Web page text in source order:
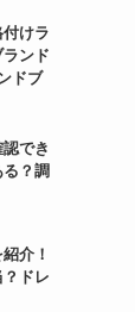
けラ
ンド
ドブ
でき
？調
介！
ドレ